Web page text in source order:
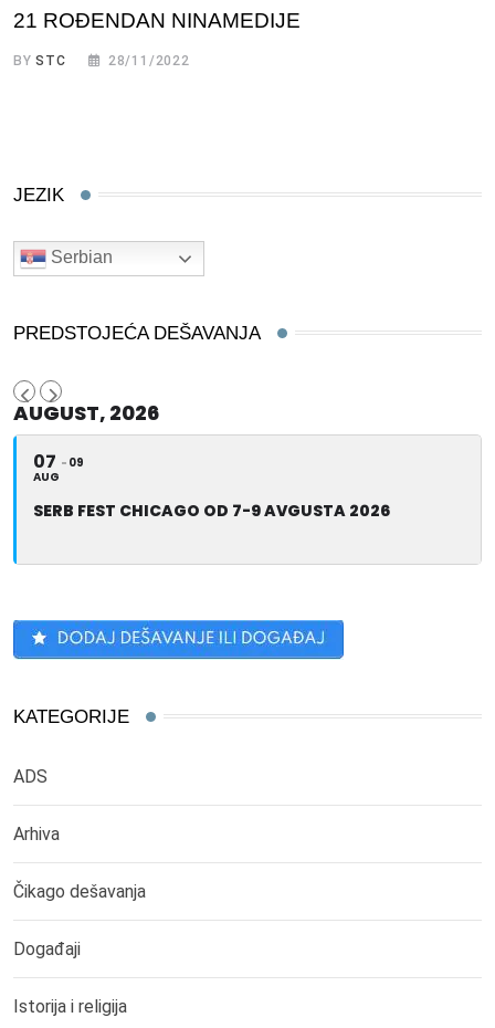
21 ROĐENDAN NINAMEDIJE
BYSTC 28/11/2022
JEZIK
Serbian
PREDSTOJEĆA DEŠAVANJA
AUGUST, 2026
07
AUG
09
SERB FEST CHICAGO OD 7-9 AVGUSTA 2026
KATEGORIJE
ADS
Arhiva
Čikago dešavanja
Događaji
Istorija i religija